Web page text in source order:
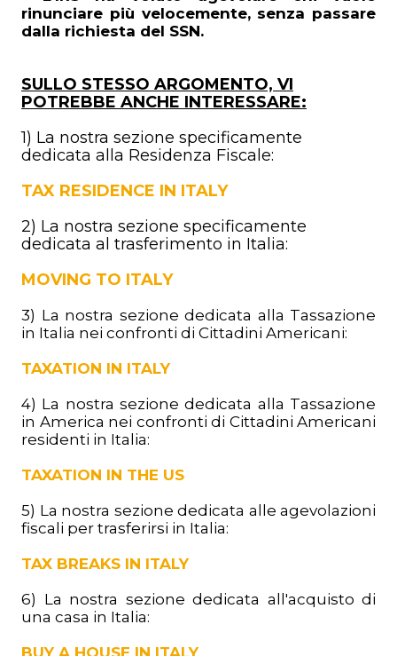
rinunciare più velocemente, senza passare
dalla richiesta del SSN.
SULLO STESSO ARGOMENTO, VI
POTREBBE ANCHE INTERESSARE:
1) La nostra sezione specificamente
dedicata alla Residenza Fiscale:
TAX RESIDENCE IN ITALY
2) La nostra sezione specificamente
dedicata al trasferimento in Italia:
MOVING TO ITALY
3) La nostra sezione dedicata alla Tassazione
in Italia nei confronti di Cittadini Americani:
TAXATION IN ITALY
4) La nostra sezione dedicata alla Tassazione
in America nei confronti di Cittadini Americani
residenti in Italia:
TAXATION IN THE US
5) La nostra sezione dedicata alle agevolazioni
fiscali per trasferirsi in Italia:
TAX BREAKS IN ITALY
6) La nostra sezione dedicata all'acquisto di
una casa in Italia:
BUY A HOUSE IN ITALY